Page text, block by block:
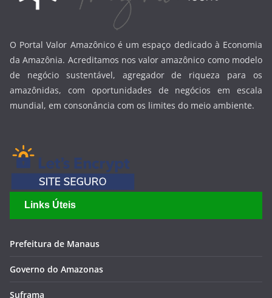
O Portal Valor Amazônico é um espaço dedicado à Economia
da Amazônia. Acreditamos nos valor amazônico como modelo
de negócio sustentável, agregador de riqueza para os
amazônidas, com oportunidades de negócios em escala
mundial, em consonância com os limites do meio ambiente.
Links Úteis
Prefeitura de Manaus
Governo do Amazonas
Suframa